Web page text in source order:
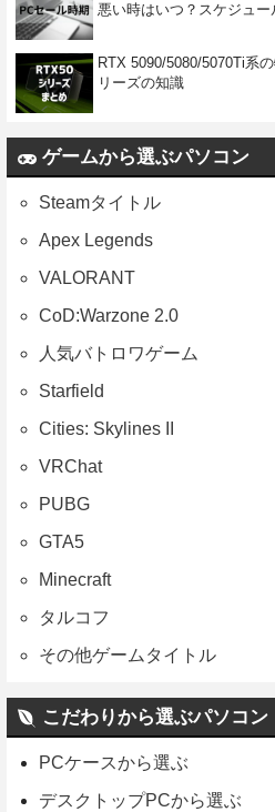
悪い時はいつ？スケジュー
RTX 5090/5080/5070Ti系
リーズの知識
ゲームから選ぶパソコン
Steamタイトル
Apex Legends
VALORANT
CoD:Warzone 2.0
人気バトロワゲーム
Starfield
Cities: Skylines II
VRChat
PUBG
GTA5
Minecraft
タルコフ
その他ゲームタイトル
こだわりから選ぶパソコン
PCケースから選ぶ
デスクトップPCから選ぶ